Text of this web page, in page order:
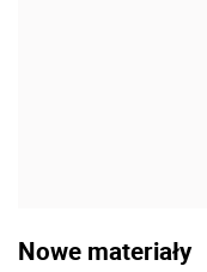
Nowe materiały